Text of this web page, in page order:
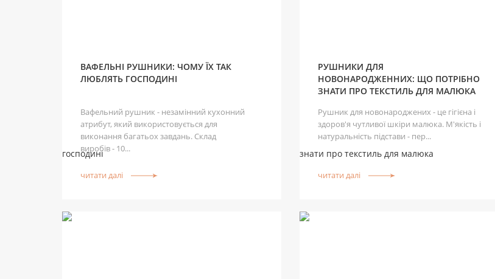
ВАФЕЛЬНІ РУШНИКИ: ЧОМУ ЇХ ТАК
ЛЮБЛЯТЬ ГОСПОДИНІ
Вафельний рушник - незамінний кухонний
атрибут, який використовується для
виконання багатьох завдань. Склад
виробів - 10...
читати далі
РУШНИКИ ДЛЯ
НОВОНАРОДЖЕННИХ: ЩО ПОТРІБНО
ЗНАТИ ПРО ТЕКСТИЛЬ ДЛЯ МАЛЮКА
Рушник для новонароджених - це гігієна і
здоров'я чутливої шкіри малюка. М'якість і
натуральність підстави - пер...
читати далі